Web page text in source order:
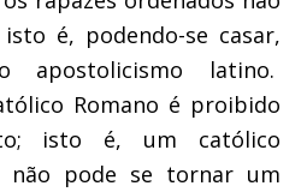
é, podendo-se casar,
apostolicismo latino.
Romano é proibido
isto é, um católico
não pode se tornar um